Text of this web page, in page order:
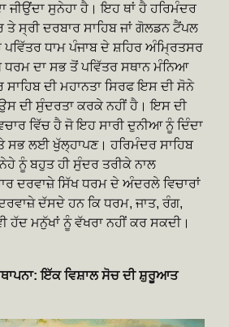
ਜੀਉਂਦਾ ਸੁਨੇਹਾ ਹੈ। ਇਹ ਥਾਂ ਹੈ ਹਰਿਮੰਦਰ
ਸ੍ਰੀ ਦਰਬਾਰ ਸਾਹਿਬ ਜਾਂ ਗੋਲਡਨ ਟੈਂਪਲ
ਪਵਿੱਤਰ ਧਾਮ ਪੰਜਾਬ ਦੇ ਸ਼ਹਿਰ ਅੰਮ੍ਰਿਤਸਰ
ਧਰਮ ਦਾ ਸਭ ਤੋਂ ਪਵਿੱਤਰ ਸਥਾਨ ਮੰਨਿਆ
ਸਾਹਿਬ ਦੀ ਮਹਾਨਤਾ ਸਿਰਫ ਇਸ ਦੀ ਸੋਨੇ
ਦੀ ਸੁੰਦਰਤਾ ਕਰਕੇ ਨਹੀਂ ਹੈ। ਇਸ ਦੀ
ਵਿੱਚ ਹੈ ਜੋ ਇਹ ਸਾਰੀ ਦੁਨੀਆ ਨੂੰ ਦਿੰਦਾ
ਸਭ ਲਈ ਖੁੱਲ੍ਹਾਪਣ। ਹਰਿਮੰਦਰ ਸਾਹਿਬ
ਨੂੰ ਬਹੁਤ ਹੀ ਸੁੰਦਰ ਤਰੀਕੇ ਨਾਲ
ਦਰਵਾਜ਼ੇ ਸਿੱਖ ਧਰਮ ਦੇ ਅੰਦਰਲੇ ਵਿਚਾਰਾਂ
ਦੱਸਦੇ ਹਨ ਕਿ ਧਰਮ, ਜਾਤ, ਰੰਗ,
ਹੱਦ ਮਨੁੱਖਾਂ ਨੂੰ ਵੱਖਰਾ ਨਹੀਂ ਕਰ ਸਕਦੀ।
ਇੱਕ ਵਿਸ਼ਾਲ ਸੋਚ ਦੀ ਸ਼ੁਰੂਆਤ